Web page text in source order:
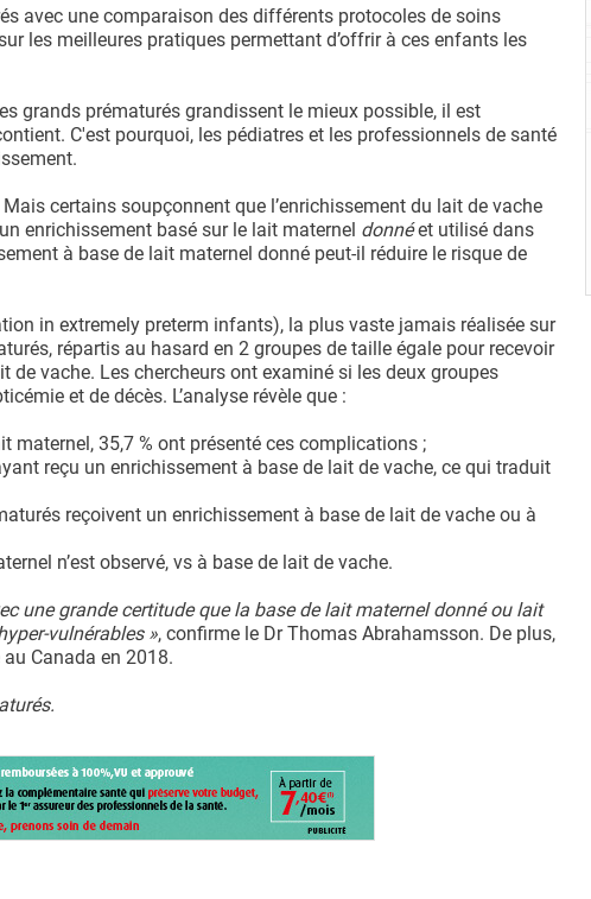
avec une comparaison des différents protocoles de soins
les meilleures pratiques permettant d’offrir à ces enfants les
grands prématurés grandissent le mieux possible, il est
C'est pourquoi, les pédiatres et les professionnels de santé
certains soupçonnent que l’enrichissement du lait de vache
enrichissement basé sur le lait maternel donnéet utilisé dans
à base de lait maternel donné peut-il réduire le risque de
in extremely preterm infants), la plus vaste jamais réalisée sur
répartis au hasard en 2 groupes de taille égale pour recevoir
vache. Les chercheurs ont examiné si les deux groupes
et de décès. L’analyse révèle que :
35,7 % ont présenté ces complications ;
reçu un enrichissement à base de lait de vache, ce qui traduit
reçoivent un enrichissement à base de lait de vache ou à
n’est observé, vs à base de lait de vache.
une grande certitude que la base de lait maternel donné ou lait
vulnérables », confirme le Dr Thomas Abrahamsson. De plus,
Canada en 2018.